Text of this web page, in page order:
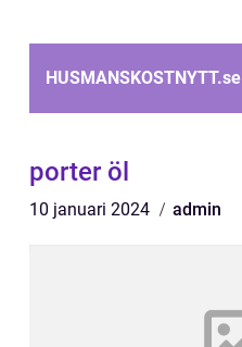
HUSMANSKOSTNYTT.se
porter öl
10 januari 2024 admin